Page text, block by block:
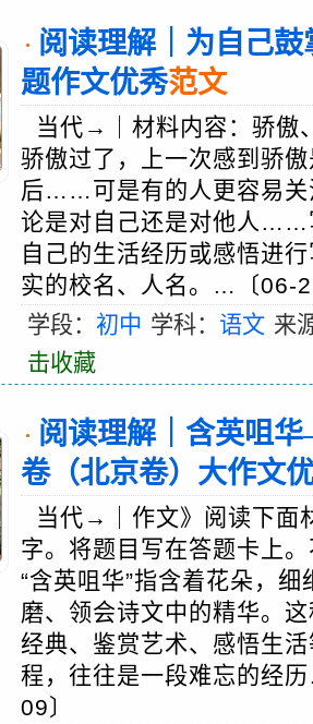
· 阅读理解｜为自己
题作文优秀范文
当代→｜材料内容：骄傲
骄傲过了，上一次感到骄
后……可是有的人更容易关
论是对自己还是对他人……
自己的生活经历或感悟进
实的校名、人名。…〔06-
学段： 初中 学科： 语文 来
击收藏
· 阅读理解｜含英咀
卷（北京卷）大作文
当代→｜作文》阅读下面
字。将题目写在答题卡上
“含英咀华”指含着花朵，
磨、领会诗文中的精华。
经典、鉴赏艺术、感悟生
程，往往是一段难忘的经
09〕